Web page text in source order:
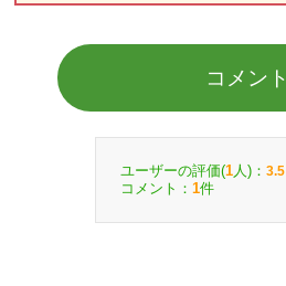
コメント
ユーザーの評価(1 人)： 3.5
コメント： 1件